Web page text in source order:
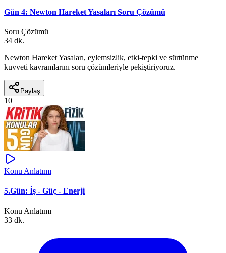
Gün 4: Newton Hareket Yasaları Soru Çözümü
Soru Çözümü
34 dk.
Newton Hareket Yasaları, eylemsizlik, etki-tepki ve sürtünme
kuvveti kavramlarını soru çözümleriyle pekiştiriyoruz.
Paylaş
10
Konu Anlatımı
5.Gün: İş - Güç - Enerji
Konu Anlatımı
33 dk.